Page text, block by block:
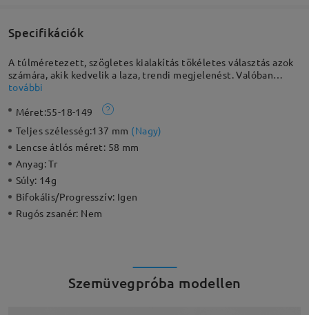
Specifikációk
A túlméretezett, szögletes kialakítás tökéletes választás azok
számára, akik kedvelik a laza, trendi megjelenést. Valóban
bármilyen arcformához illik. A szárakon található virágos
stílusnak. TR90 anyagból készült, így rendkívül könnyű és
kényelmes viselet.
további
Méret:55-18-149
Teljes szélesség:137 mm (Nagy)
Lencse átlós méret: 58 mm
Anyag:Tr
Súly: 14g
Bifokális/Progresszív: Igen
Rugós zsanér: Nem
Szemüvegpróba modellen